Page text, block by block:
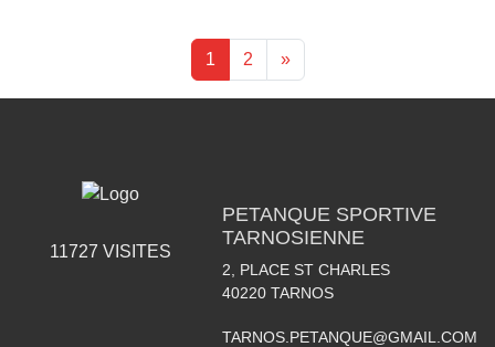
1 2 »
11727 VISITES
PETANQUE SPORTIVE
TARNOSIENNE
2, PLACE ST CHARLES
40220 TARNOS
TARNOS.PETANQUE@GMAIL.COM